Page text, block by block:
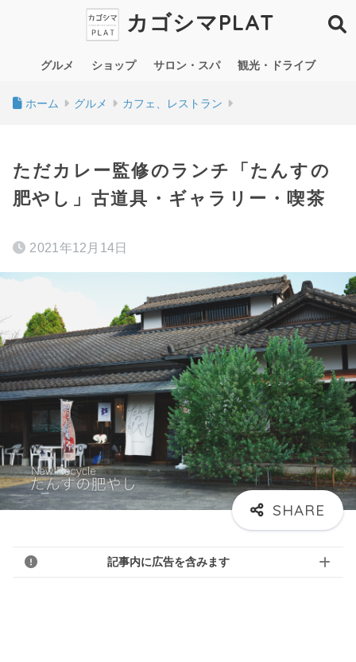
カゴシマPLAT
グルメ ショップ サロン・スパ 観光・ドライブ
ホーム グルメ カフェ、レストラン
ただカレー監修のランチ「たんすの
肥やし」古道具・ギャラリー・喫茶
2021年12月14日
記事内に広告を含みます